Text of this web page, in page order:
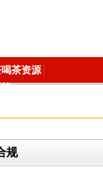
茶资源
规